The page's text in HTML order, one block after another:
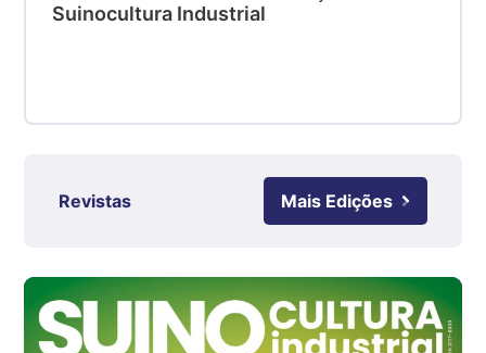
R$ 4,48
Ovo Branco - Regional
cx
Ovo Branco - Regional
Branco
Suinocultura Industrial
Revistas Mais Edições